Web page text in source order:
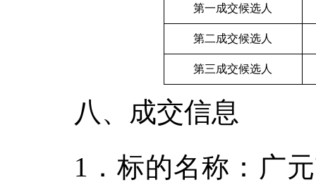
第一成交候选人
第二成交候选人
第三成交候选人
八、成交信息
1．标的名称：广